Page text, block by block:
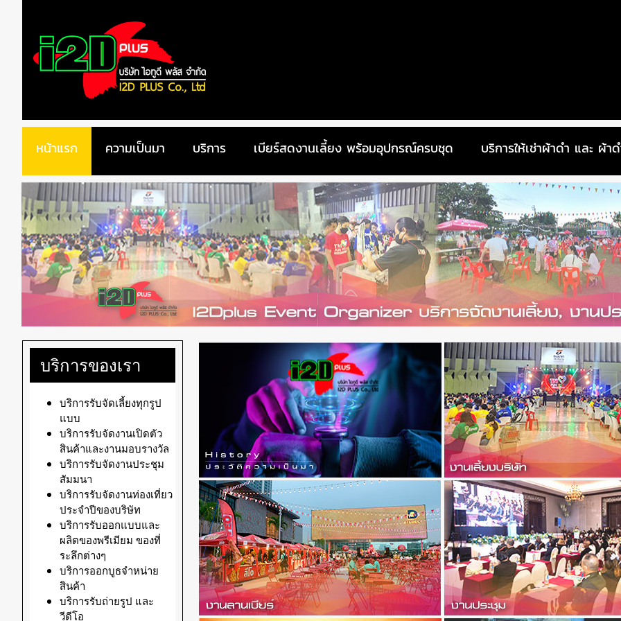
หน้าแรก ความเป็นมา บริการ เบียร์สดงานเลี้ยง พร้อมอุปกรณ์ครบชุด บริการให้เช่าผ้าดำ และ ผ้า
บริการของเรา
บริการรับจัดเลี้ยงทุกรูป
แบบ
บริการรับจัดงานเปิดตัว
สินค้าและงานมอบรางวัล
บริการรับจัดงานประชุม
สัมมนา
บริการรับจัดงานท่องเที่ยว
ประจำปีของบริษัท
บริการรับออกแบบและ
ผลิตของพรีเมียม ของที่
ระลึกต่างๆ
บริการออกบูธจำหน่าย
สินค้า
บริการรับถ่ายรูป และ
วีดีโอ